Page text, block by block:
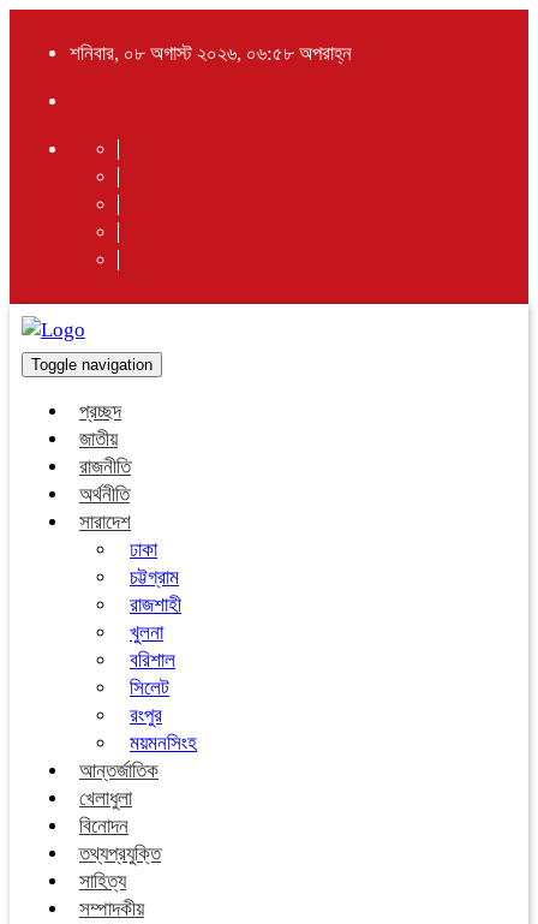
শনিবার, ০৮ অগাস্ট ২০২৬, ০৬:৫৮ অপরাহ্ন
Toggle navigation
প্রচ্ছদ
জাতীয়
রাজনীতি
অর্থনীতি
সারাদেশ
ঢাকা
চট্টগ্রাম
রাজশাহী
খুলনা
বরিশাল
সিলেট
রংপুর
ময়মনসিংহ
আন্তর্জাতিক
খেলাধুলা
বিনোদন
তথ্যপ্রযুক্তি
সাহিত্য
সম্পাদকীয়